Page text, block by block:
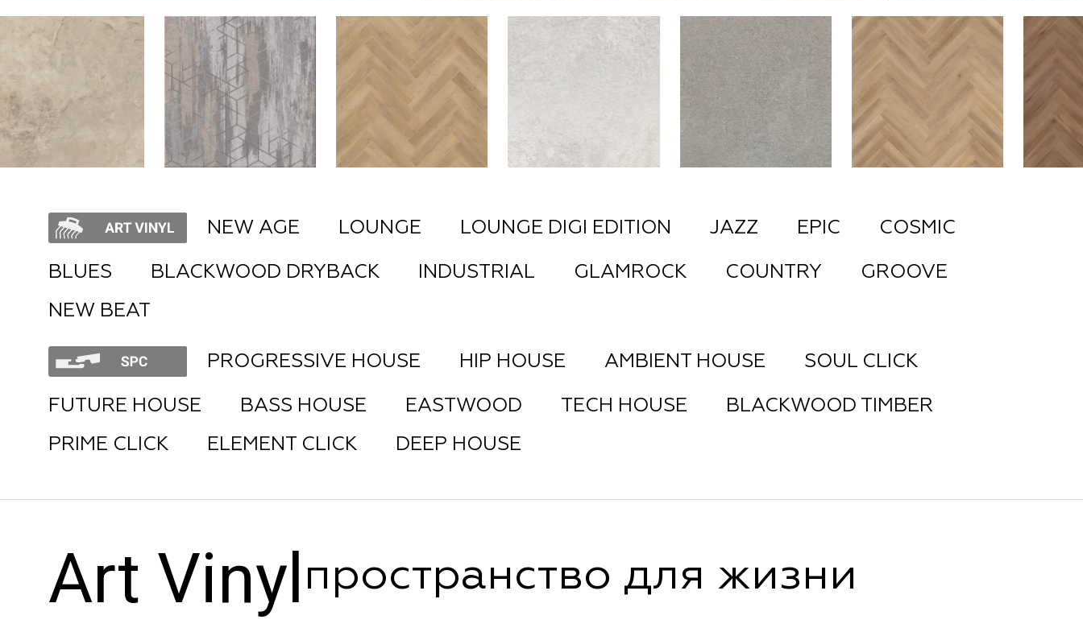
NEW AGE LOUNGE LOUNGE DIGI EDITION JAZZ EPIC COSMIC
BLUES BLACKWOOD DRYBACK INDUSTRIAL GLAMROCK COUNTRY
GROOVE
NEW BEAT
PROGRESSIVE HOUSE HIP HOUSE AMBIENT HOUSE SOUL CLICK
FUTURE HOUSE BASS HOUSE EASTWOOD TECH HOUSE
BLACKWOOD TIMBER
PRIME CLICK
ELEMENT CLICK DEEP HOUSE
Art Vinyl пространство для жизни
Конструктор интерьера
Art Vinyl в интерьере
Статьи
FAQ